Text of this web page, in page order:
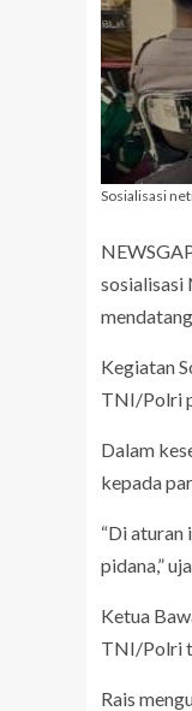
Sosialisasi
sosialisasi
mendatang.
Kegiatan
TNI/Polri
Dalam
kepada
“Di
pidana,”
Ketua
TNI/Polri
Rais